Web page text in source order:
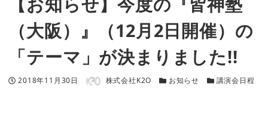
（大阪）』（12月2日開催）の
「テーマ」が決まりました!!
投稿日
2018年11月30日 著者 株式会社K2O カテゴリー
お知らせ カテゴリー
講演会日程